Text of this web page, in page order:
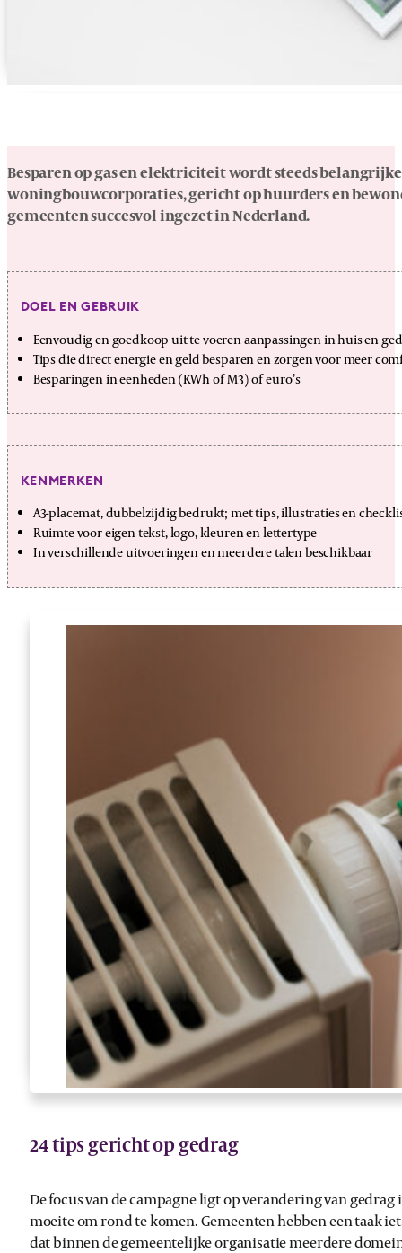
Besparen op gas en elektriciteit wordt steeds
woningbouwcorporaties, gericht op huurders en
gemeenten succesvol ingezet in Nederland.
DOEL EN GEBRUIK
Eenvoudig en goedkoop uit te voeren aanpassingen in huis en
Tips die direct energie en geld besparen en zorgen voor meer
Besparingen in eenheden (KWh of M3) of euro’s
KENMERKEN
A3-placemat, dubbelzijdig bedrukt; met tips, illustraties en
Ruimte voor eigen tekst, logo, kleuren en lettertype
In verschillende uitvoeringen en meerdere talen beschikbaar
24 tips gericht op gedrag
De focus van de campagne ligt op verandering van
moeite om rond te komen. Gemeenten hebben een taak
dat binnen de gemeentelijke organisatie meerdere